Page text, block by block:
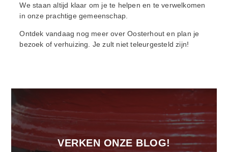
We staan altijd klaar om je te helpen en te verwelkomen
in onze prachtige gemeenschap.
Ontdek vandaag nog meer over Oosterhout en plan je
bezoek of verhuizing. Je zult niet teleurgesteld zijn!
VERKEN ONZE BLOG!